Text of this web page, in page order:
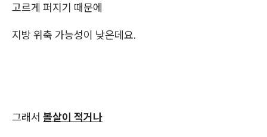
고르게 퍼지기 때문에
지방 위축 가능성이 낮은데요.
그래서 볼살이 적거나